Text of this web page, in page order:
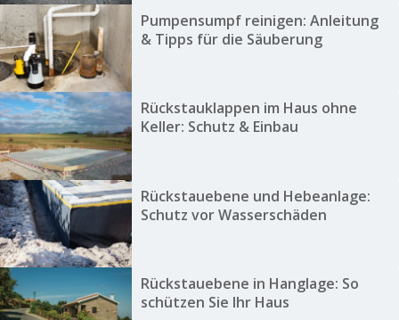
Pumpensumpf reinigen: Anleitung
& Tipps für die Säuberung
Rückstauklappen im Haus ohne
Keller: Schutz & Einbau
Rückstauebene und Hebeanlage:
Schutz vor Wasserschäden
Rückstauebene in Hanglage: So
schützen Sie Ihr Haus